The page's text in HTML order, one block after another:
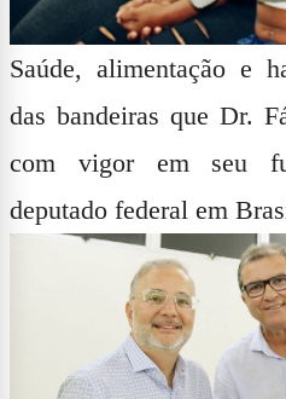
Saúde, alimentação e
das bandeiras que Dr.
com vigor em seu
deputado federal em